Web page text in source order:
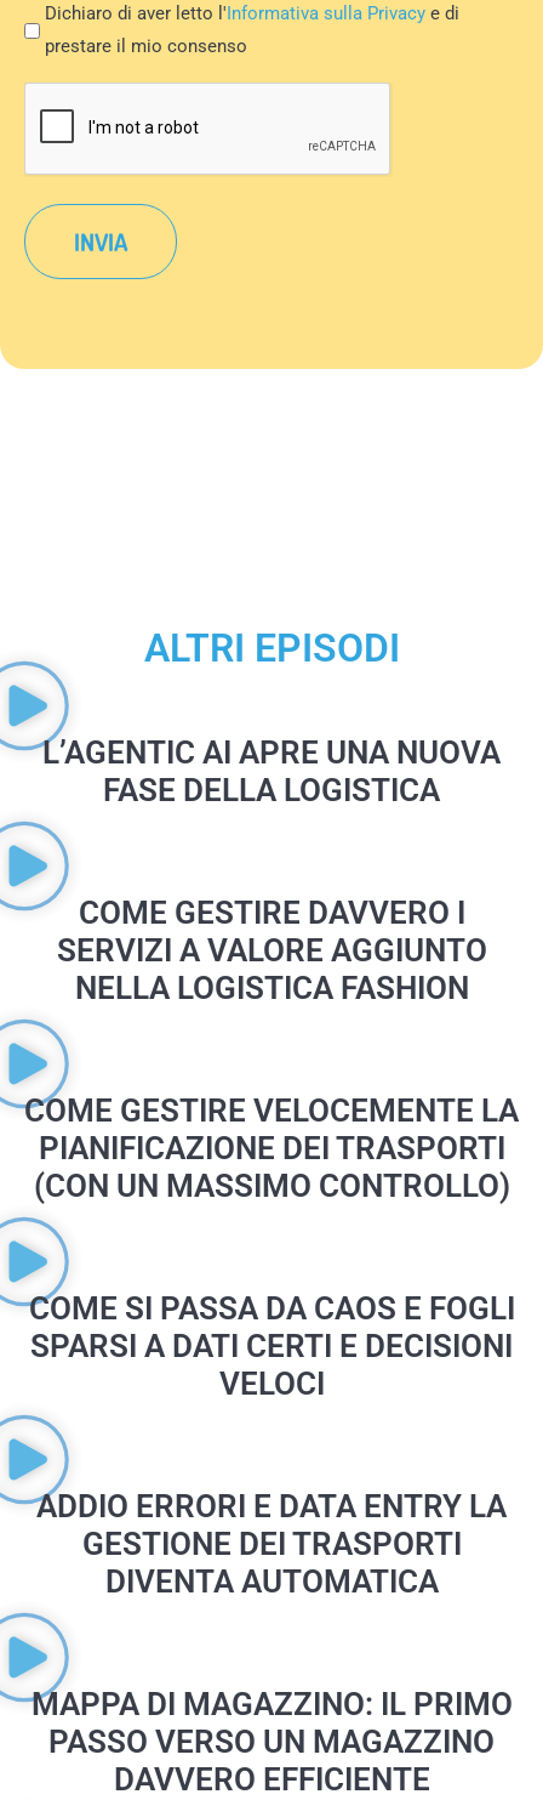
Privacy
Policy
*
Dichiaro di aver letto l'Informativa sulla Privacy e di
prestare il mio consenso
ALTRI EPISODI
L’AGENTIC AI APRE UNA NUOVA
FASE DELLA LOGISTICA
COME GESTIRE DAVVERO I
SERVIZI A VALORE AGGIUNTO
NELLA LOGISTICA FASHION
COME GESTIRE VELOCEMENTE LA
PIANIFICAZIONE DEI TRASPORTI
(CON UN MASSIMO CONTROLLO)
COME SI PASSA DA CAOS E FOGLI
SPARSI A DATI CERTI E DECISIONI
VELOCI
ADDIO ERRORI E DATA ENTRY LA
GESTIONE DEI TRASPORTI
DIVENTA AUTOMATICA
MAPPA DI MAGAZZINO: IL PRIMO
PASSO VERSO UN MAGAZZINO
DAVVERO EFFICIENTE